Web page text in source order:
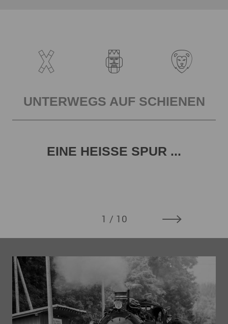
UNTERWEGS AUF SCHIENEN
EINE HEISSE SPUR ...
1 / 10